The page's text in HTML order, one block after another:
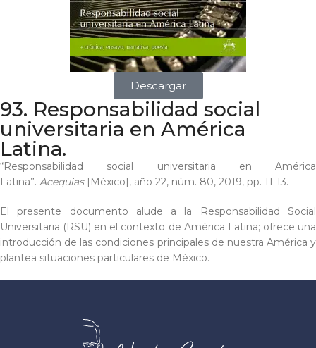
Descargar
93. Responsabilidad social
universitaria en América
Latina.
“Responsabilidad social universitaria en América
Latina”. Acequias[México], año 22, núm. 80, 2019, pp. 11-13.
El presente documento alude a la Responsabilidad Social
Universitaria (RSU) en el contexto de América Latina; ofrece una
introducción de las condiciones principales de nuestra América y
plantea situaciones particulares de México.